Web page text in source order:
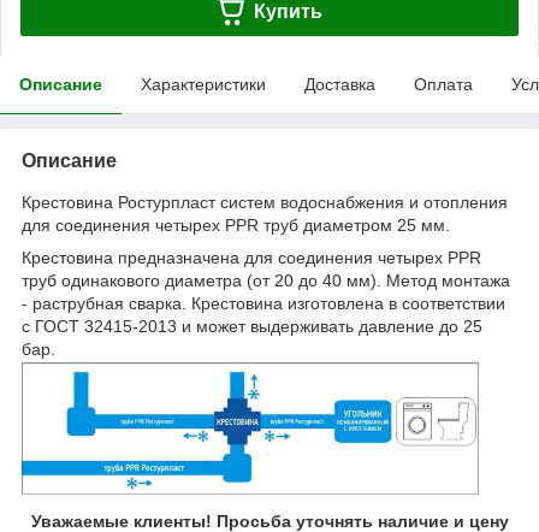
Купить
Описание Характеристики Доставка Оплата
Описание
Крестовина Ростурпласт систем водоснабжения и отопления
для соединения четырех PPR труб диаметром 25 мм.
Крестовина предназначена для соединения четырех PPR
труб одинакового диаметра (от 20 до 40 мм). Метод монтажа
- раструбная сварка. Крестовина изготовлена в соответствии
с ГОСТ 32415-2013 и может выдерживать давление до 25
бар.
Уважаемые клиенты! Просьба уточнять наличие и цену